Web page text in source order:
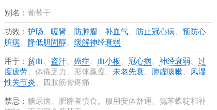
别名： 葡萄干
功效： 护肠、 暖肾、 防肿瘤、 补血气、 防止冠心病、 预防心
脏病、 降低胆固醇、 缓解神经衰弱
用于： 贫血 、 盗汗、 癌症、 血小板 、 冠心病、 神经衰弱、 过
度疲劳、体倦乏力、形体赢瘦、 未老先衰、 肺虚咳嗽、
风湿
性关节炎、四肢筋骨疼痛
禁忌： 糖尿病、肥胖者慎食。服用安体舒通、氨苯蝶啶和补